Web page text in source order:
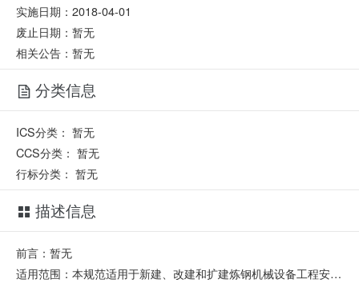
实施日期： 2018-04-01
废止日期： 暂无
相关公告：暂无
分类信息
ICS分类： 暂无
CCS分类： 暂无
行标分类： 暂无
描述信息
前言：暂无
适用范围：本规范适用于新建、改建和扩建炼钢机械设备工程安装验收。